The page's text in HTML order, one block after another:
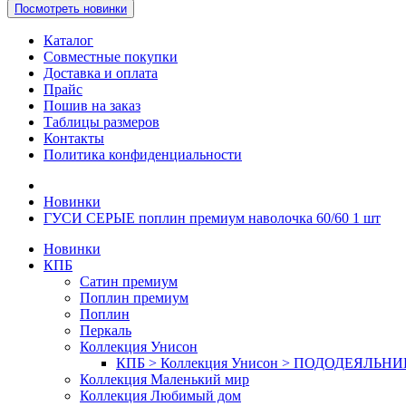
Посмотреть новинки
Каталог
Совместные покупки
Доставка и оплата
Прайс
Пошив на заказ
Таблицы размеров
Контакты
Политика конфиденциальности
Новинки
ГУСИ СЕРЫЕ поплин премиум наволочка 60/60 1 шт
Новинки
КПБ
Сатин премиум
Поплин премиум
Поплин
Перкаль
Коллекция Унисон
КПБ > Коллекция Унисон >
Коллекция Маленький мир
Коллекция Любимый дом